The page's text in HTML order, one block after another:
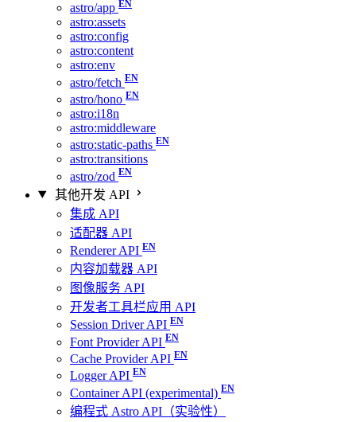
astro/app
astro:assets
astro:config
astro:content
astro:env
astro/fetch
astro/hono
astro:i18n
astro:middleware
astro:static-paths
astro:transitions
astro/zod
其他开发 API
集成 API
适配器 API
Renderer API
内容加载器 API
图像服务 API
开发者工具栏应用 API
Session Driver API
Font Provider API
Cache Provider API
Logger API
Container API (experimental)
编程式 Astro API（实验性）